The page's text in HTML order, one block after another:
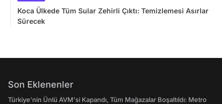
Koca Ülkede Tüm Sular Zehirli Çıktı: Temizlemesi Asırlar
Sürecek
Son Eklenenler
Türkiye'nin Ünlü AVM'si Kapandı, Tüm Mağazalar Boşaltıldı: Metro